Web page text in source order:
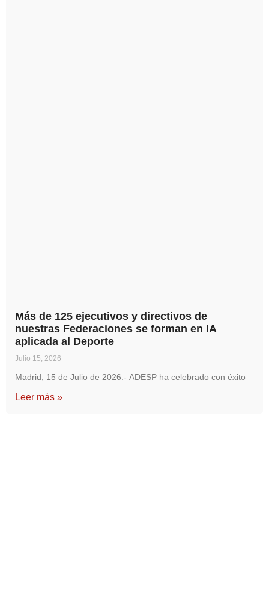
Más de 125 ejecutivos y directivos de
nuestras Federaciones se forman en IA
aplicada al Deporte
Julio 15, 2026
Madrid, 15 de Julio de 2026.- ADESP ha celebrado con éxito
Leer más »